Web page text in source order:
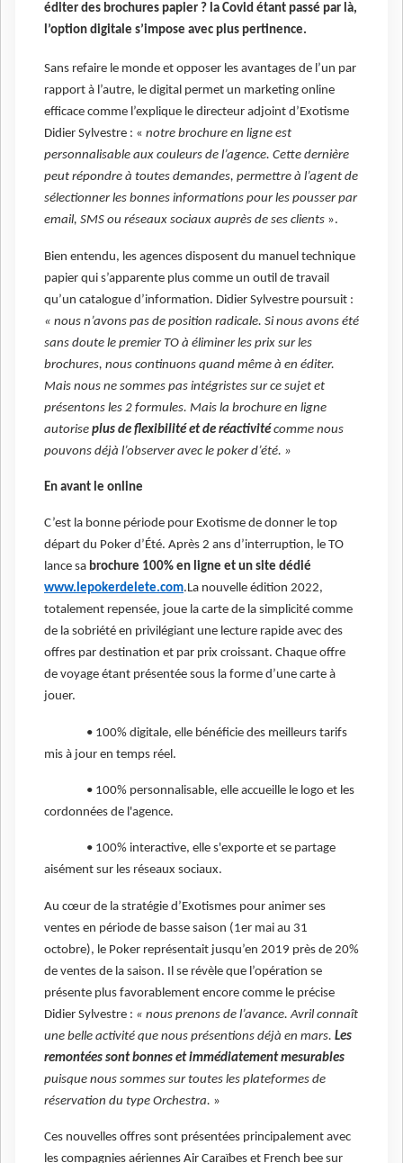
éditer des brochures papier ? la Covid étant passé par là,
l’option digitale s’impose avec plus pertinence.
Sans refaire le monde et opposer les avantages de l’un par
rapport à l’autre, le digital permet un marketing online
efficace comme l’explique le directeur adjoint d’Exotisme
Didier Sylvestre : « notre brochure en ligne est
personnalisable aux couleurs de l’agence. Cette dernière
peut répondre à toutes demandes, permettre à l’agent de
sélectionner les bonnes informations pour les pousser par
email, SMS ou réseaux sociaux auprès de ses clients ».
Bien entendu, les agences disposent du manuel technique
papier qui s’apparente plus comme un outil de travail
qu’un catalogue d’information. Didier Sylvestre poursuit :
« nous n’avons pas de position radicale. Si nous avons été
sans doute le premier TO à éliminer les prix sur les
brochures, nous continuons quand même à en éditer.
Mais nous ne sommes pas intégristes sur ce sujet et
présentons les 2 formules. Mais la brochure en ligne
autorise plus de flexibilité et de réactivité comme nous
pouvons déjà l’observer avec le poker d’été. »
En avant le online
C’est la bonne période pour Exotisme de donner le top
départ du Poker d’Été. Après 2 ans d’interruption, le TO
lance sa brochure 100% en ligne et un site dédié
www.lepokerdelete.com.La nouvelle édition 2022,
totalement repensée, joue la carte de la simplicité comme
de la sobriété en privilégiant une lecture rapide avec des
offres par destination et par prix croissant. Chaque offre
de voyage étant présentée sous la forme d’une carte à
jouer.
• 100% digitale, elle bénéficie des meilleurs tarifs
mis à jour en temps réel.
• 100% personnalisable, elle accueille le logo et les
cordonnées de l'agence.
• 100% interactive, elle s'exporte et se partage
aisément sur les réseaux sociaux.
Au cœur de la stratégie d’Exotismes pour animer ses
ventes en période de basse saison (1er mai au 31
octobre), le Poker représentait jusqu’en 2019 près de 20%
de ventes de la saison. Il se révèle que l’opération se
présente plus favorablement encore comme le précise
Didier Sylvestre : « nous prenons de l’avance. Avril connaît
une belle activité que nous présentions déjà en mars. Les
remontées sont bonnes et immédiatement mesurables
puisque nous sommes sur toutes les plateformes de
réservation du type Orchestra. »
Ces nouvelles offres sont présentées principalement avec
les compagnies aériennes Air Caraïbes et French bee sur